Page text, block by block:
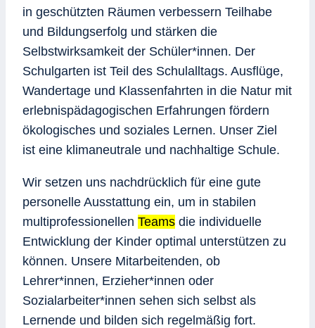
in geschützten Räumen verbessern Teilhabe
und Bildungserfolg und stärken die
Selbstwirksamkeit der Schüler*innen. Der
Schulgarten ist Teil des Schulalltags. Ausflüge,
Wandertage und Klassenfahrten in die Natur mit
erlebnispädagogischen Erfahrungen fördern
ökologisches und soziales Lernen. Unser Ziel
ist eine klimaneutrale und nachhaltige Schule.
Wir setzen uns nachdrücklich für eine gute
personelle Ausstattung ein, um in stabilen
multiprofessionellen Teams die individuelle
Entwicklung der Kinder optimal unterstützen zu
können. Unsere Mitarbeitenden, ob
Lehrer*innen, Erzieher*innen oder
Sozialarbeiter*innen sehen sich selbst als
Lernende und bilden sich regelmäßig fort.